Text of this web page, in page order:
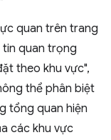
quan trên trang
quan trọng
theo khu vực",
thể phân biệt
tổng quan hiện
các khu vực